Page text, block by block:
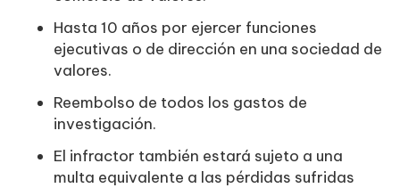
Hasta 10 años por ejercer funciones
ejecutivas o de dirección en una sociedad de
valores.
Reembolso de todos los gastos de
investigación.
El infractor también estará sujeto a una
multa equivalente a las pérdidas sufridas